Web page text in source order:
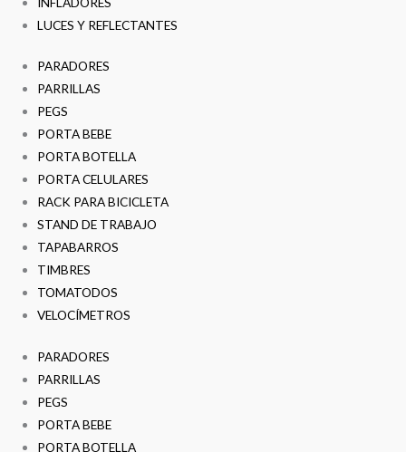
LUCES Y REFLECTANTES
PARADORES
PARRILLAS
PEGS
PORTA BEBE
PORTA BOTELLA
PORTA CELULARES
RACK PARA BICICLETA
STAND DE TRABAJO
TAPABARROS
TIMBRES
TOMATODOS
VELOCÍMETROS
PARADORES
PARRILLAS
PEGS
PORTA BEBE
PORTA BOTELLA